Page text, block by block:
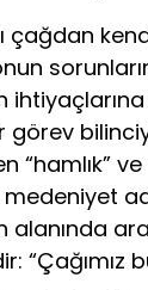
çağdan
görev
ve
“Çağımız